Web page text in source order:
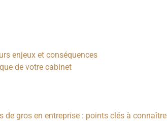
enjeux et conséquences
de votre cabinet
gros en entreprise : points clés à connaître